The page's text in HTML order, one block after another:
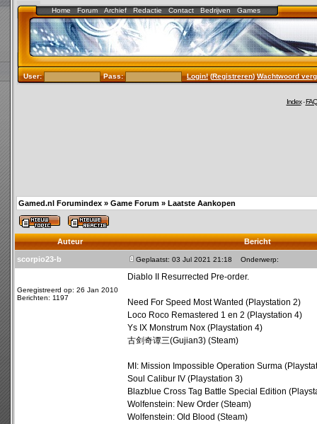
Home Forum Archief Redactie Contact Bedrijven Games
User: Pass: Login!(Registreren)Wachtwoord
Index-FAQ
Gamed.nl Forumindex » Game Forum » Laatste Aankopen
Auteur Bericht
scorpio23-b Geplaatst: 03 Jul 2021 21:18 Onderwerp:
Geregistreerd op: 26 Jan 2010
Berichten: 1197
Diablo II Resurrected Pre-order.
Need For Speed Most Wanted (Playstation 2)
Loco Roco Remastered 1 en 2 (Playstation 4)
Ys IX Monstrum Nox (Playstation 4)
古剑奇谭三(Gujian3) (Steam)
MI: Mission Impossible Operation Surma
Soul Calibur IV (Playstation 3)
Blazblue Cross Tag Battle Special Edition
Wolfenstein: New Order (Steam)
Wolfenstein: Old Blood (Steam)